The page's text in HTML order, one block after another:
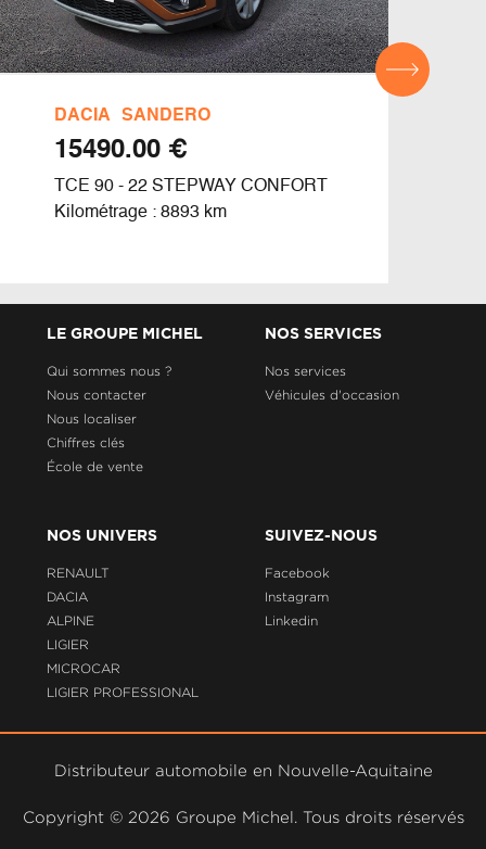
DACIA SANDERO
€ 15490.00
TCE 90 - 22 STEPWAY CONFORT
Kilométrage : 8893 km
LE GROUPE MICHEL
Qui sommes nous ?
Nous contacter
Nous localiser
Chiffres clés
École de vente
NOS SERVICES
Nos services
Véhicules d'occasion
NOS UNIVERS
RENAULT
DACIA
ALPINE
LIGIER
MICROCAR
LIGIER PROFESSIONAL
SUIVEZ-NOUS
Facebook
Instagram
Linkedin
Distributeur automobile en Nouvelle-Aquitaine
Copyright © 2026 Groupe Michel. Tous droits réservés